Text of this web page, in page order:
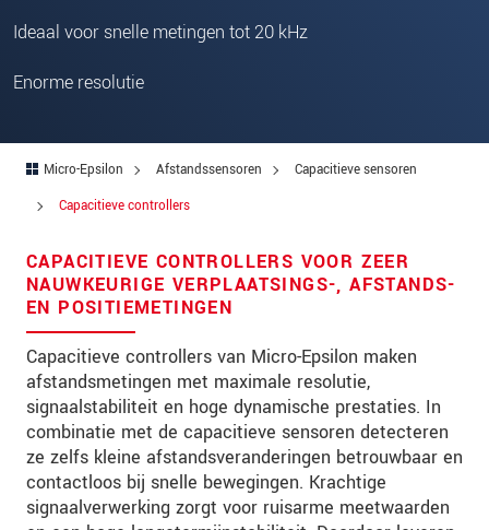
Ideaal voor snelle metingen tot 20 kHz
Enorme resolutie
Micro-Epsilon Afstandssensoren
Capacitieve sensoren
Capacitieve controllers
CAPACITIEVE CONTROLLERS VOOR ZEER
NAUWKEURIGE VERPLAATSINGS-, AFSTANDS-
EN POSITIEMETINGEN
Capacitieve controllers van Micro-Epsilon maken
afstandsmetingen met maximale resolutie,
signaalstabiliteit en hoge dynamische prestaties. In
combinatie met de capacitieve sensoren detecteren
ze zelfs kleine afstandsveranderingen betrouwbaar en
contactloos bij snelle bewegingen. Krachtige
signaalverwerking zorgt voor ruisarme meetwaarden
Plaats *
Land*
Telefoon
Bericht*
Houd mij op de hoogte van
productinnovaties via e-mail.
* Verplichte velden
We behandelen uw gegevens vertrouwelijk. Lees